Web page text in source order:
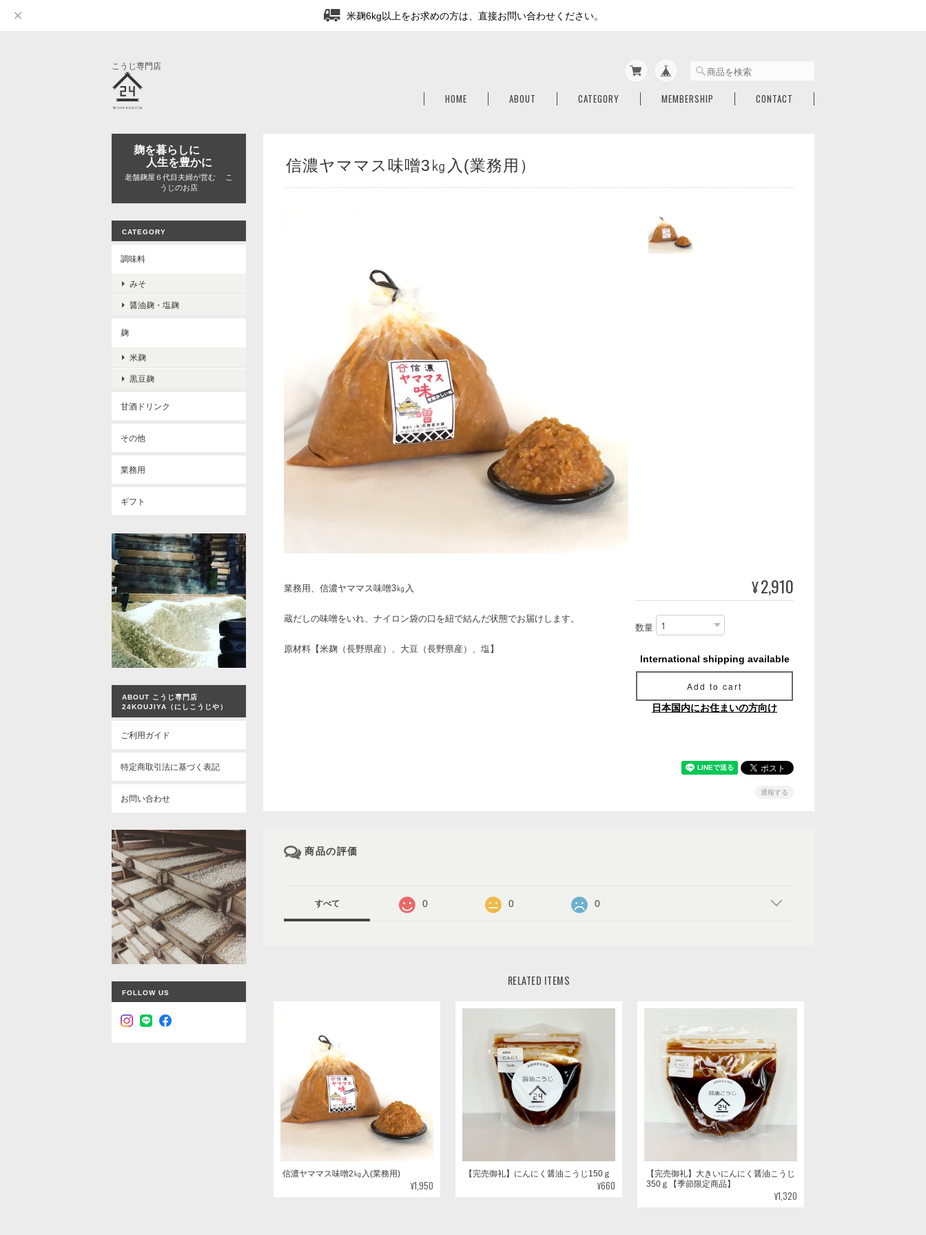
米麹6kg以上をお求めの方は、直接お問い合わせください。
こうじ専門店
HOME ABOUT CATEGORY MEMBERSHIP CONTACT
信濃ヤママス味噌3㎏入(業務用）
業務用、信濃ヤママス味噌3㎏入
蔵だしの味噌をいれ、ナイロン袋の口を紐で結んだ状態でお届けします。
原材料【米麹（長野県産）、大豆（長野県産）、塩】
¥2,910
数量
International shipping available
Add to cart
日本国内にお住まいの方向け
通報する
商品の評価
すべて 0 0 0
RELATED ITEMS
信濃ヤママス味噌2㎏入(業務用)
¥1,950
【完売御礼】にんにく醤油こうじ150ｇ
¥660
【完売御礼】大きいにんにく醤油こうじ
350ｇ【季節限定商品】
¥1,320
麹を暮らしに
人生を豊かに
老舗麹屋６代目夫婦が営む こ
うじのお店
CATEGORY
調味料
みそ
醤油麹・塩麹
麹
米麹
黒豆麹
甘酒ドリンク
その他
業務用
ギフト
ABOUT こうじ専門店
24KOUJIYA（にしこうじや）
ご利用ガイド
特定商取引法に基づく表記
お問い合わせ
FOLLOW US